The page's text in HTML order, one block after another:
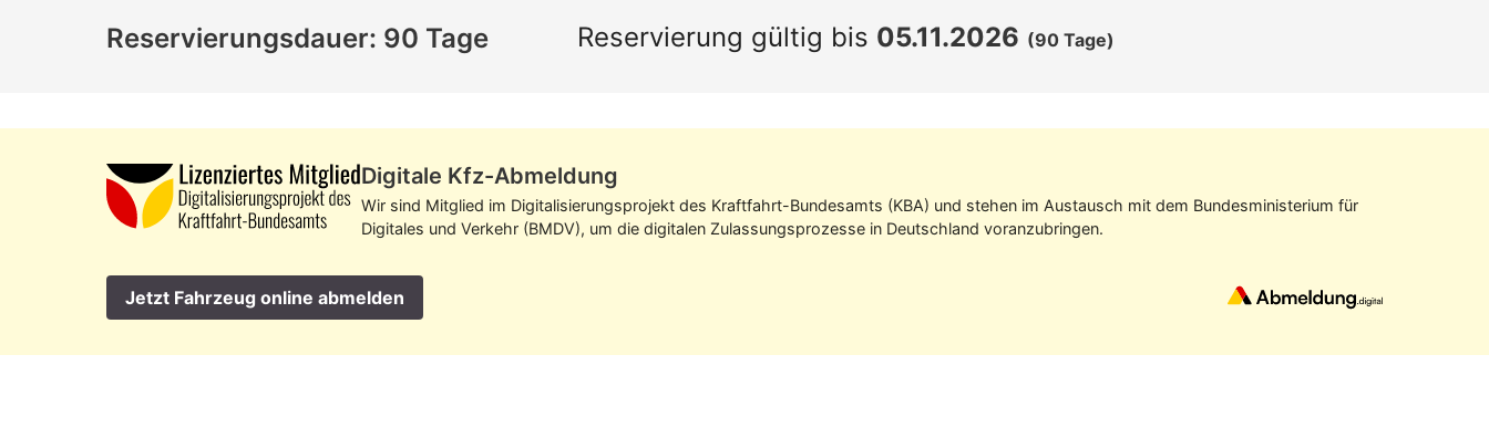
Reservierungsdauer: 90 Tage Reservierung gültig bis 05.11.2026 (90 Tage)
Digitale Kfz-Abmeldung
Wir sind Mitglied im Digitalisierungs­projekt des Kraft­fahrt-Bundes­amts (KBA) und stehen im Aus­tausch mit dem Bundes­ministerium für
Digitales und Verkehr (BMDV), um die digitalen Zulassungs­prozesse in Deutschland voran­zubringen.
Jetzt Fahrzeug online abmelden